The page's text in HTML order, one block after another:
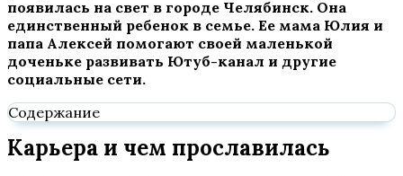
появилась на свет в городе Челябинск. Она
единственный ребенок в семье. Ее мама Юлия и
папа Алексей помогают своей маленькой
доченьке развивать Ютуб-канал и другие
социальные сети.
Содержание
Карьера и чем прославилась